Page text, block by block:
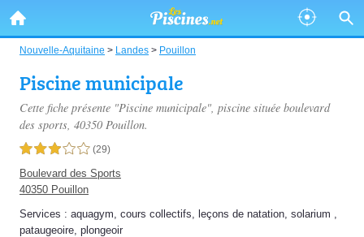
Nouvelle-Aquitaine > Landes > Pouillon
Piscine municipale
Cette fiche présente "Piscine municipale", piscine située boulevard
des sports, 40350 Pouillon.
3,0 étoiles sur 5 (29)
Boulevard des Sports
40350 Pouillon
Services : aquagym, cours collectifs, leçons de natation, solarium ,
pataugeoire, plongeoir